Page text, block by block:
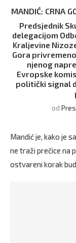
MANDIĆ: CRNA
Predsjednik
delegacijom
Kraljevine
Gora
njenog
Evropske
politički signal
od
Mandić je, kako je
ne traži prečice na
ostvareni korak